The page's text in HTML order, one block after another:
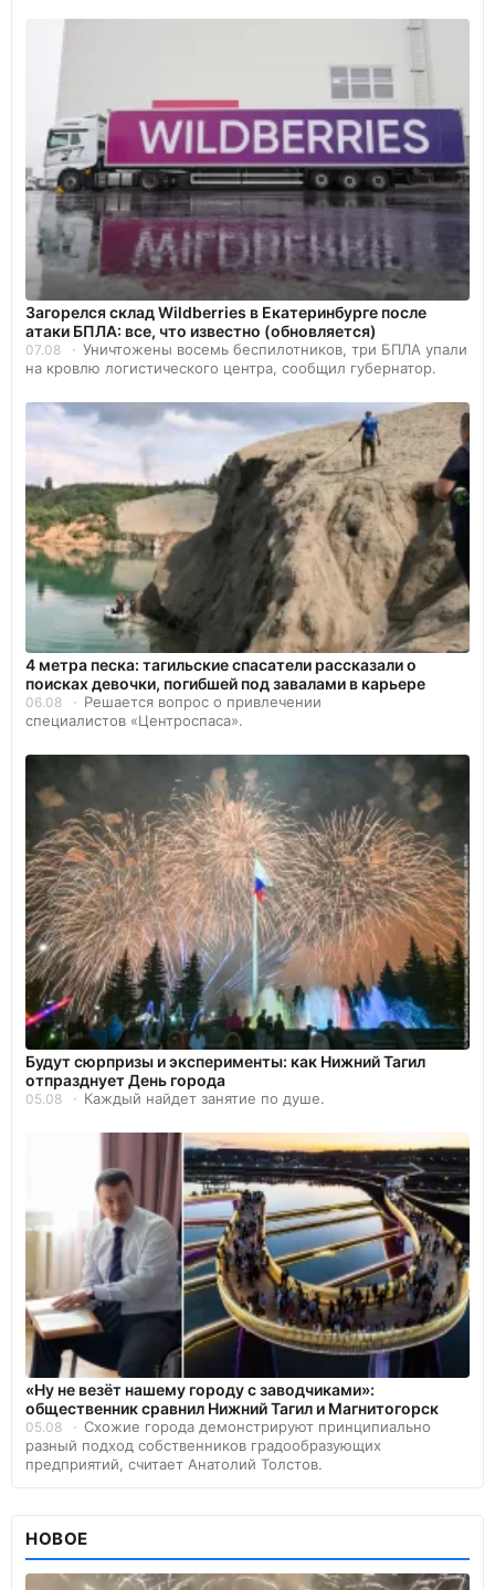
Загорелся склад Wildberries в Екатеринбурге после
атаки БПЛА: все, что известно (обновляется)
07.08
Уничтожены восемь беспилотников, три БПЛА упали
на кровлю логистического центра, сообщил губернатор.
4 метра песка: тагильские спасатели рассказали о
поисках девочки, погибшей под завалами в карьере
06.08
Решается вопрос о привлечении
специалистов «Центроспаса».
Будут сюрпризы и эксперименты: как Нижний Тагил
отпразднует День города
05.08 Каждый найдет занятие по душе.
«Ну не везёт нашему городу с заводчиками»:
общественник сравнил Нижний Тагил и Магнитогорск
05.08
Схожие города демонстрируют принципиально
разный подход собственников градообразующих
предприятий, считает Анатолий Толстов.
НОВОЕ